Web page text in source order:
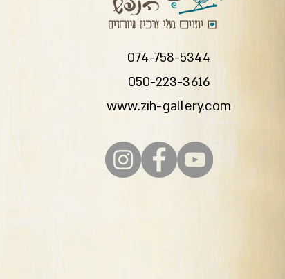
074-758-5344
050-223-3616
www.zih-gallery.com